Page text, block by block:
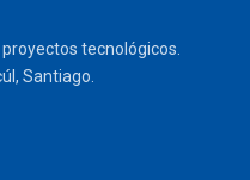
tecnológicos.
Santiago.